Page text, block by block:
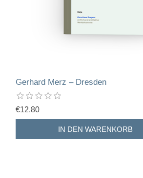
Gerhard Merz – Dresden
€12.80